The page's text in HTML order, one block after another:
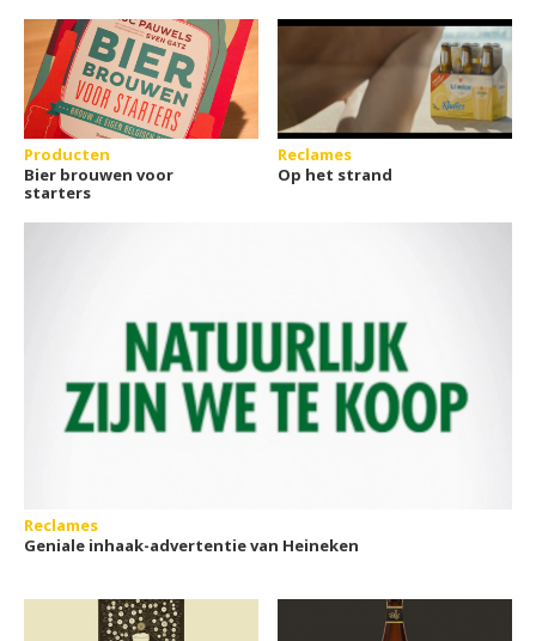
Producten
Bier brouwen voor
starters
Reclames
Op het strand
Reclames
Geniale inhaak-advertentie van Heineken